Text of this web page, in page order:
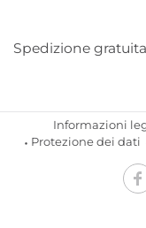
Spedizione
Informazioni
Protezione dei dati